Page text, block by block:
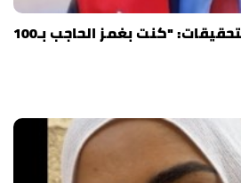
القاضي المزيف في التحقيقات: "كنت بغمز الحاجب بـ100